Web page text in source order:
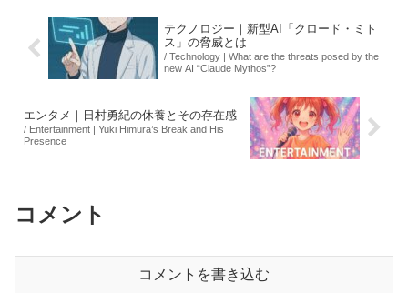
テクノロジー｜新型AI「クロード・ミト
ス」の脅威とは
/ Technology | What are the threats posed by the
new AI “Claude Mythos”?
エンタメ｜日村勇紀の休養とその存在感
/ Entertainment | Yuki Himura’s Break and His
Presence
コメント
コメントを書き込む